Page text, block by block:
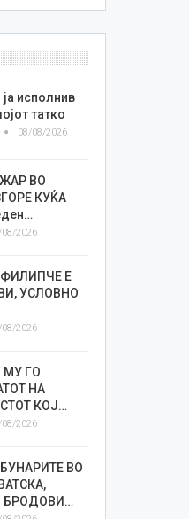
исполнив
татко
08/08/2026
ВО
КУЌА
08/2026
ФИЛИПЧЕ Е
УСЛОВНО
08/2026
МУ ГО
НА
КОЈ…
08/2026
ВО
БРОДОВИ…